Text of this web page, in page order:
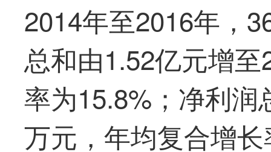
2014年至2016年，
总和由1.52亿元增
率为15.8%；净利润
万元，年均复合增